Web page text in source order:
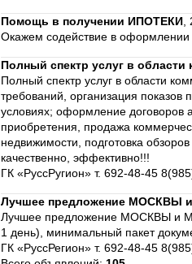
Помощь в получении ИПОТЕКИ
Окажем содействие в
Полный спектр услуг в
Полный спектр услуг в области
требований, организация
условиях; оформление договоров
приобретения, продажа
недвижимости, подготовка
качественно, эффективно!!!
ГК «РуссРугион» т. 692-48-45
Лучшее предложение МОСКВЫ
Лучшее предложение МОСКВЫ и МО
1 день), минимальный пакет
ГК «РуссРегион» т. 692-48-45